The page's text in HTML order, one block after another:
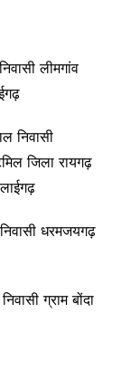
लीमगांव
निवासी
जिला रायगढ़
धरमजयगढ़
ग्राम बोंदा